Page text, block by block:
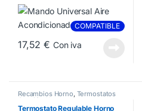
COMPATIBLE
17,52€ Con iva
Recambios Horno, Termostatos
Cocción Horno
Termostato Regulable Horno